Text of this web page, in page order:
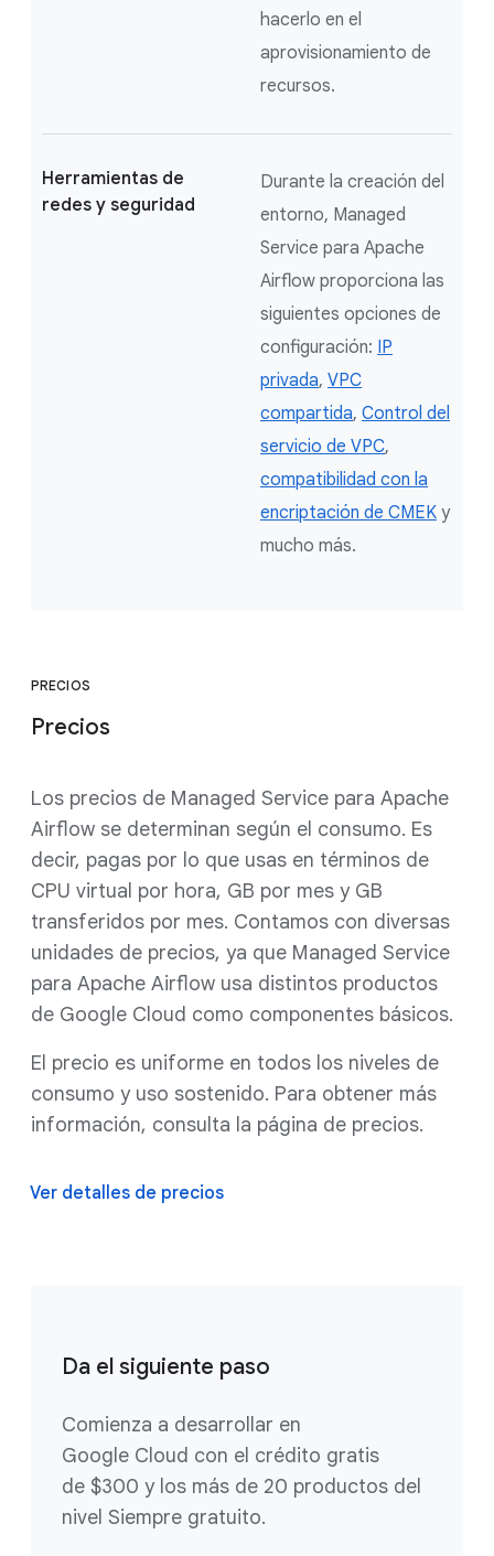
hacerlo en el
aprovisionamiento de
recursos.
Herramientas de
redes y seguridad
Durante la creación del
entorno, Managed
Service para Apache
Airflow proporciona las
siguientes opciones de
configuración: IP
privada, VPC
compartida, Control del
servicio de VPC,
compatibilidad con la
encriptación de CMEK y
mucho más.
PRECIOS
Precios
Los precios de Managed Service para Apache
Airflow se determinan según el consumo. Es
decir, pagas por lo que usas en términos de
CPU virtual por hora, GB por mes y GB
transferidos por mes. Contamos con diversas
unidades de precios, ya que Managed Service
para Apache Airflow usa distintos productos
de Google Cloud como componentes básicos.
El precio es uniforme en todos los niveles de
consumo y uso sostenido. Para obtener más
información, consulta la página de precios.
Ver detalles de precios
Da el siguiente paso
Comienza a desarrollar en
Google Cloud con el crédito gratis
de $300 y los más de 20 productos del
nivel Siempre gratuito.